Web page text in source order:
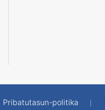
Pribatutasun-politika